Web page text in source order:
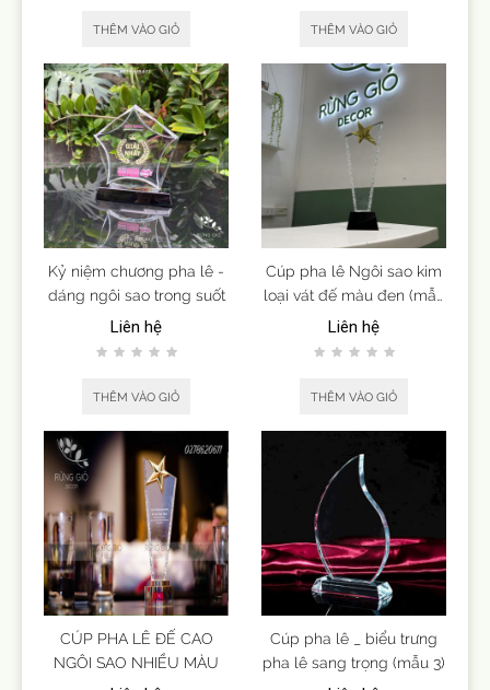
THÊM VÀO GIỎ THÊM VÀO GIỎ
Kỷ niệm chương pha lê -
dáng ngôi sao trong suốt
Liên hệ
THÊM VÀO GIỎ
Cúp pha lê Ngôi sao kim
loại vát đế màu đen (mẫu
Liên hệ
THÊM VÀO GIỎ
CÚP PHA LÊ ĐẾ CAO
NGÔI SAO NHIỀU MÀU
Cúp pha lê _ biểu trưng
pha lê sang trọng (mẫu 3)